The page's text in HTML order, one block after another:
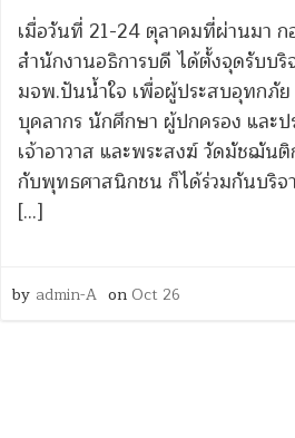
เมื่อวันที่ 21-24 ตุลาคมที่ผ่านมา ก
สำนักงานอธิการบดี ได้ตั้งจุดรับบริ
มจพ.ปันน้ำใจ เพื่อผู้ประสบอุทกภัย
บุคลากร นักศึกษา ผู้ปกครอง และ
เจ้าอาวาส และพระสงฆ์ วัดมัชฌันติ
กับพุทธศาสนิกชน ก็ได้ร่วมกันบริจ
[…]
by admin-A on Oct 26